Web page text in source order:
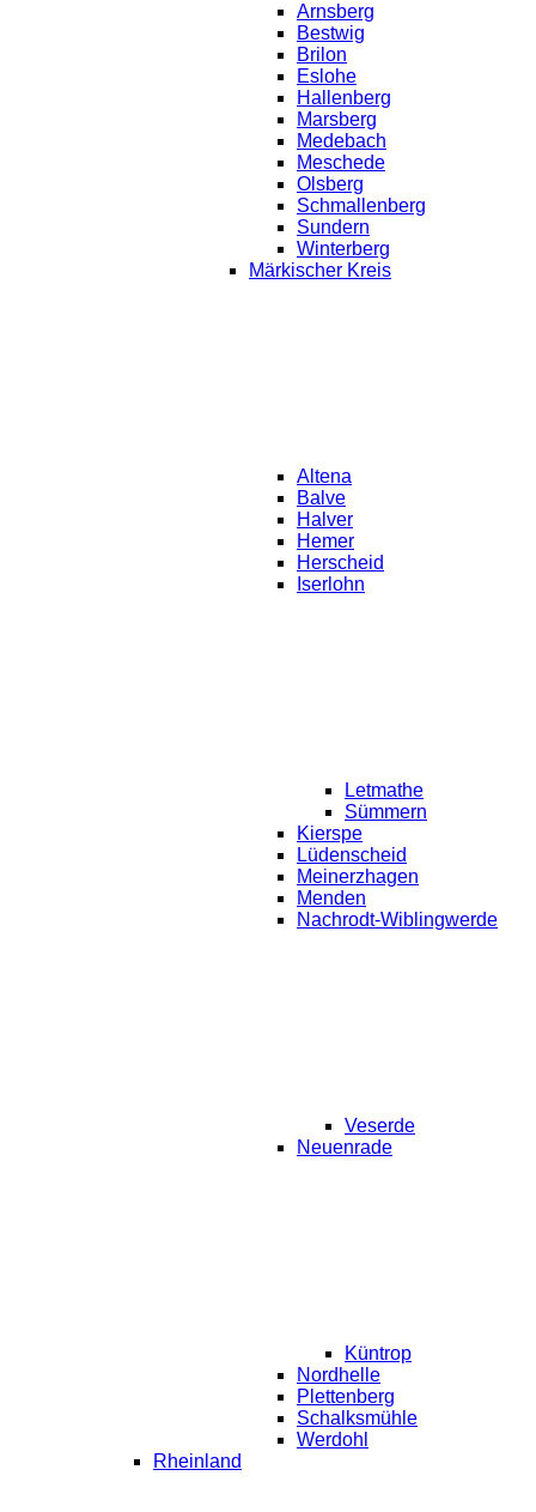
Arnsberg
Bestwig
Brilon
Eslohe
Hallenberg
Marsberg
Medebach
Meschede
Olsberg
Schmallenberg
Sundern
Winterberg
Märkischer Kreis
Altena
Balve
Halver
Hemer
Herscheid
Iserlohn
Letmathe
Sümmern
Kierspe
Lüdenscheid
Meinerzhagen
Menden
Nachrodt-Wiblingwerde
Veserde
Neuenrade
Küntrop
Nordhelle
Plettenberg
Schalksmühle
Werdohl
Rheinland